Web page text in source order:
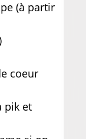
(à partir
coeur
pik et